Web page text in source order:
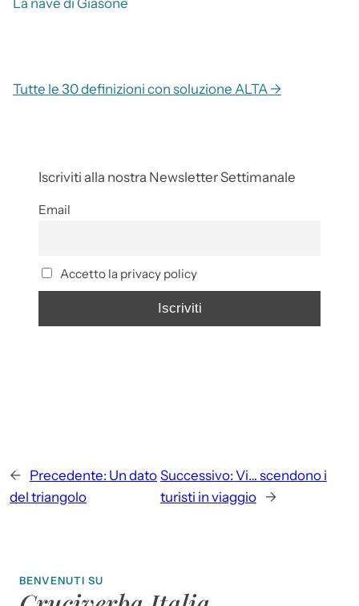
La nave di Giasone
Tutte le 30 definizioni con soluzione ALTA →
Iscriviti alla nostra Newsletter Settimanale
Email
Accetto la privacy policy
← Precedente: Un dato
del triangolo
Successivo: Vi… scendono i
turisti in viaggio
→
BENVENUTI SU